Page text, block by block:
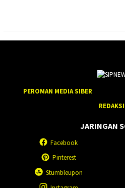
PEROMAN MEDIA SIBER
REDAKSI
JARINGAN
Facebook
Pinterest
Stumbleupon